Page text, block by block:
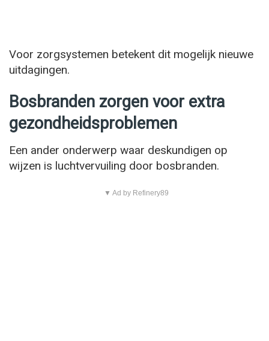
Voor zorgsystemen betekent dit mogelijk nieuwe
uitdagingen.
Bosbranden zorgen voor extra
gezondheidsproblemen
Een ander onderwerp waar deskundigen op
wijzen is luchtvervuiling door bosbranden.
▼ Ad by Refinery89